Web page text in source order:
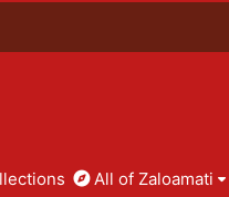
All of Zaloamati